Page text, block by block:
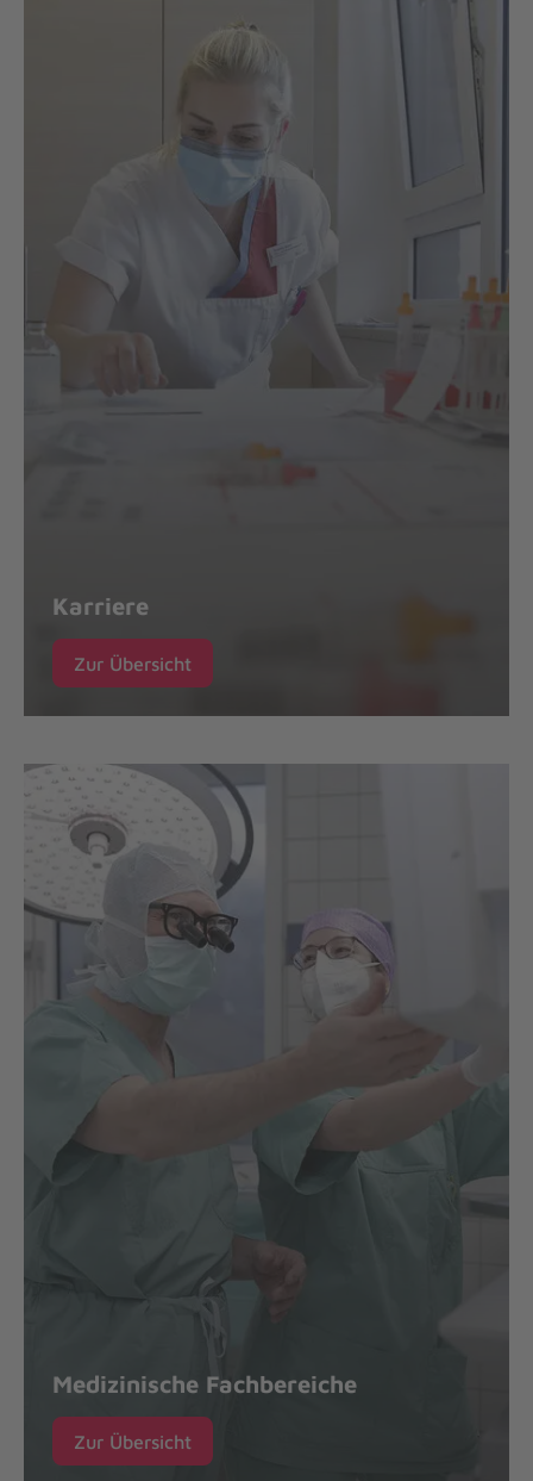
Karriere
Zur Übersicht
Medizinische Fachbereiche
Zur Übersicht